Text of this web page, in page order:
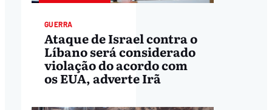
GUERRA
Ataque de Israel contra o
Líbano será considerado
violação do acordo com
os EUA, adverte Irã